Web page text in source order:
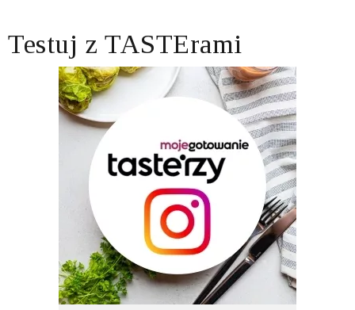
Testuj z TASTErami